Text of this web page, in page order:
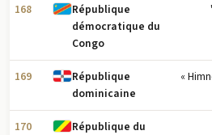
168
République
démocratique du
Congo
169
République
dominicaine
«
170
République du